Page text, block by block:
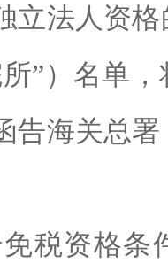
立法人资
所”）名单
告海关总
税资格条